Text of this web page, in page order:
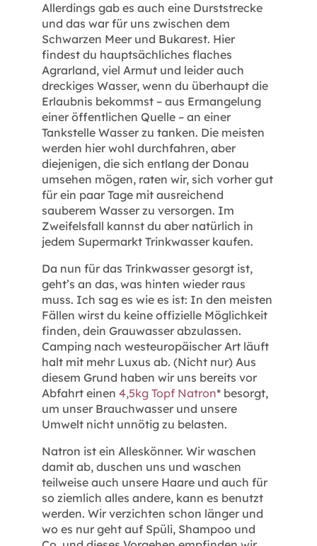
Allerdings gab es auch eine Durststrecke
und das war für uns zwischen dem
Schwarzen Meer und Bukarest. Hier
findest du hauptsächliches flaches
Agrarland, viel Armut und leider auch
dreckiges Wasser, wenn du überhaupt die
Erlaubnis bekommst – aus Ermangelung
einer öffentlichen Quelle – an einer
Tankstelle Wasser zu tanken. Die meisten
werden hier wohl durchfahren, aber
diejenigen, die sich entlang der Donau
umsehen mögen, raten wir, sich vorher gut
für ein paar Tage mit ausreichend
sauberem Wasser zu versorgen. Im
Zweifelsfall kannst du aber natürlich in
jedem Supermarkt Trinkwasser kaufen.
Da nun für das Trinkwasser gesorgt ist,
geht’s an das, was hinten wieder raus
muss. Ich sag es wie es ist: In den meisten
Fällen wirst du keine offizielle Möglichkeit
finden, dein Grauwasser abzulassen.
Camping nach westeuropäischer Art läuft
halt mit mehr Luxus ab. (Nicht nur) Aus
diesem Grund haben wir uns bereits vor
Abfahrt einen4,5kg Topf Natron* besorgt,
um unser Brauchwasser und unsere
Umwelt nicht unnötig zu belasten.
Natron ist ein Alleskönner. Wir waschen
damit ab, duschen uns und waschen
teilweise auch unsere Haare und auch für
so ziemlich alles andere, kann es benutzt
werden. Wir verzichten schon länger und
wo es nur geht auf Spüli, Shampoo und